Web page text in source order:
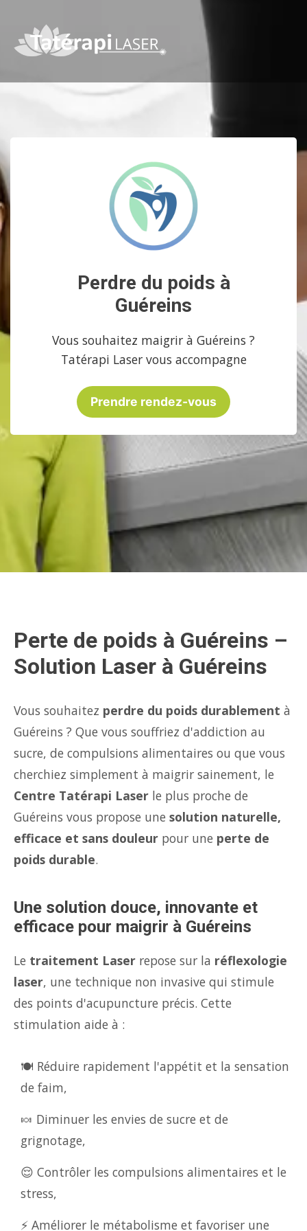
Perdre du poids à
Guéreins
Vous souhaitez maigrir à Guéreins ?
Tatérapi Laser vous accompagne
Prendre rendez-vous
Perte de poids à Guéreins –
Solution Laser à Guéreins
Vous souhaitez perdre du poids durablement à
Guéreins ? Que vous souffriez d'addiction au
sucre, de compulsions alimentaires ou que vous
cherchiez simplement à maigrir sainement, le
Centre Tatérapi Laser le plus proche de
Guéreins vous propose une solution naturelle,
efficace et sans douleur pour une perte de
poids durable.
Une solution douce, innovante et
efficace pour maigrir à Guéreins
Le traitement Laser repose sur la réflexologie
laser, une technique non invasive qui stimule
des points d'acupuncture précis. Cette
stimulation aide à :
🍽️ Réduire rapidement l'appétit et la sensation
de faim,
🍬 Diminuer les envies de sucre et de
grignotage,
😌 Contrôler les compulsions alimentaires et le
stress,
⚡ Améliorer le métabolisme et favoriser une